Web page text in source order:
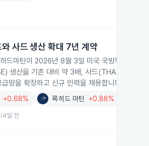
사드 생산 확대 7년 계약
드마틴이 2026년 8월 3일 미국 국방부와 약
생산을 기존 대비 약 3배, 사드(THAAD) 생산
망을 확장하고 신규 인력을 채용합니다.
+0.68% 록히드 마틴 +0.88%
4일 전